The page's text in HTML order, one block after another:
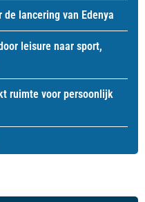
lancering van Edenya
leisure naar sport,
ruimte voor persoonlijk